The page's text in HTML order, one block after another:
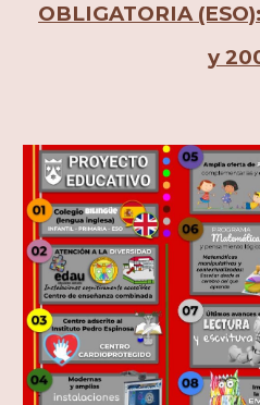
OBLIGATORIA
y